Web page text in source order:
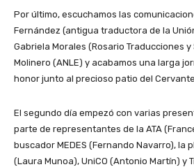
Por último, escuchamos las
Fernández (antigua traductora de la
Gabriela Morales (Rosario Traducciones
Molinero (ANLE) y acabamos una larga
honor junto al precioso patio del
El segundo día empezó con varias
parte de representantes de la ATA
buscador MEDES (Fernando Navarro), la
(Laura Munoa), UniCO (Antonio Martín) y